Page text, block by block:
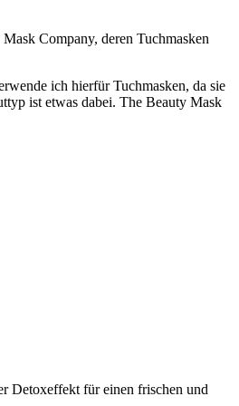
Company, deren Tuchmasken
ich hierfür Tuchmasken, da sie
ist etwas dabei. The Beauty Mask
Detoxeffekt für einen frischen und